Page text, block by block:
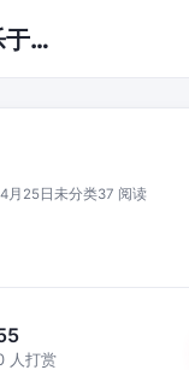
菜鸟软件库 - 乐于分享免费资源平台
月25日 未分类37 阅读
人打赏